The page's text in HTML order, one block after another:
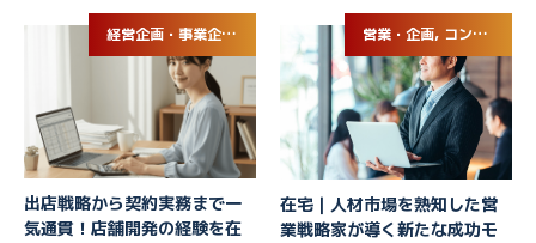
経営企画・事業企画, バックオフィス
出店戦略から契約実務まで一
気通貫！店舗開発の経験を在
営業・企画, コンサルタント
在宅｜人材市場を熟知した営
業戦略家が導く新たな成功モ